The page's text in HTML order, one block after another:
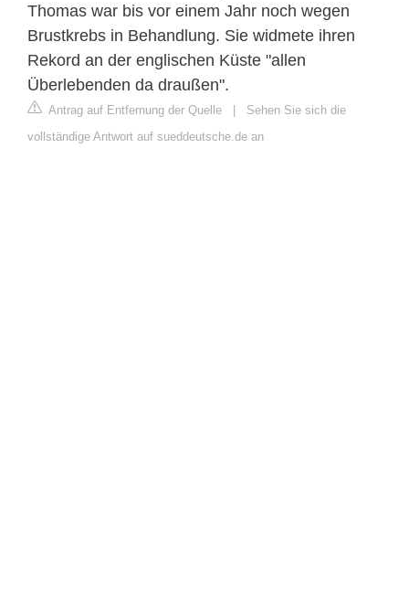
Thomas war bis vor einem Jahr noch wegen
Brustkrebs in Behandlung. Sie widmete ihren
Rekord an der englischen Küste "allen
Überlebenden da draußen".
Antrag auf Entfernung der Quelle | Sehen Sie sich die
vollständige Antwort auf sueddeutsche.de an